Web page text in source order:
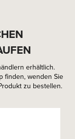
erhältlich.
finden, wenden Sie
zu bestellen.